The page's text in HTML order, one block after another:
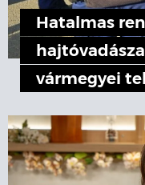
Hatalmas
vármegyei